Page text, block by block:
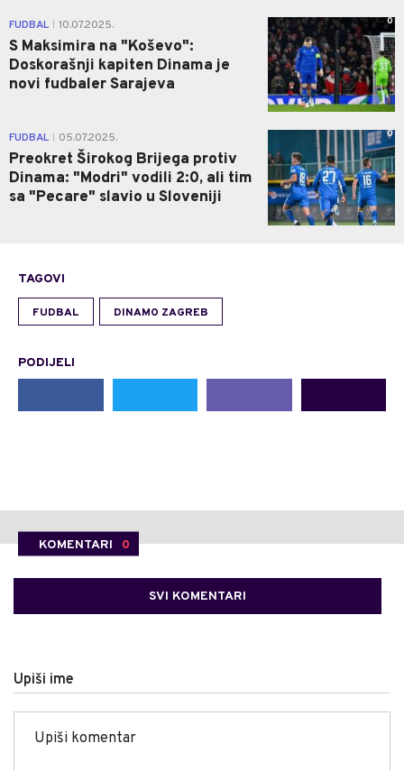
FUDBAL 10.07.2025.
S Maksimira na "Koševo":
Doskorašnji kapiten Dinama je
novi fudbaler Sarajeva
0
FUDBAL 05.07.2025.
Preokret Širokog Brijega protiv
Dinama: "Modri" vodili 2:0, ali tim
sa "Pecare" slavio u Sloveniji
0
TAGOVI
FUDBAL DINAMO ZAGREB
PODIJELI
KOMENTARI 0
SVI KOMENTARI
Upiši ime